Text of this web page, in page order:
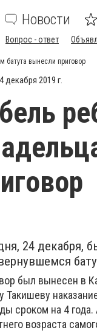
Новости
Вопрос - ответ
батута вынесли приговор
декабря 2019 г.
24 декабря,
был вынесен в
Такишеву
сроком на 4
возраста